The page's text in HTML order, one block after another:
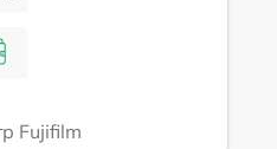
Fujifilm